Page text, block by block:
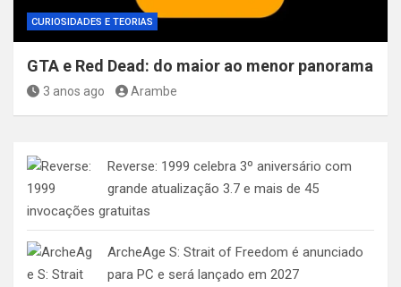
CURIOSIDADES E TEORIAS
GTA e Red Dead: do maior ao menor panorama
3 anos ago Arambe
Reverse: 1999 celebra 3º aniversário com
grande atualização 3.7 e mais de 45
invocações gratuitas
ArcheAge S: Strait of Freedom é anunciado
para PC e será lançado em 2027